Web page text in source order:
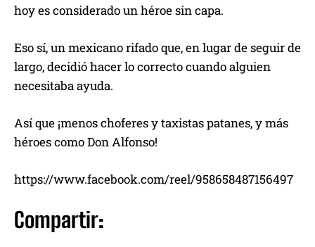
hoy es considerado un héroe sin capa.
Eso sí, un mexicano rifado que, en lugar de seguir de
largo, decidió hacer lo correcto cuando alguien
necesitaba ayuda.
Así que ¡menos choferes y taxistas patanes, y más
héroes como Don Alfonso!
https://www.facebook.com/reel/958658487156497
Compartir: